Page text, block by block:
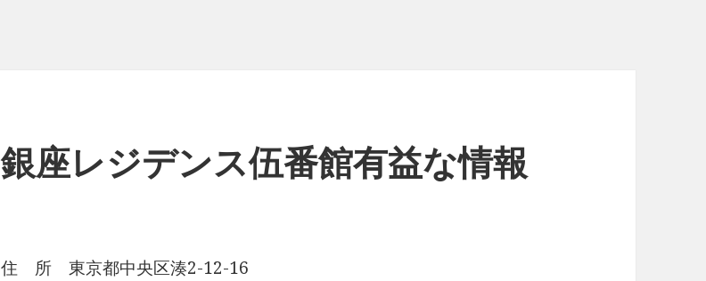
銀座レジデンス伍番館有益な情報
住 所 東京都中央区湊2-12-16